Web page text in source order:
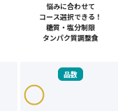
悩みに合わせて
コース選択できる！
糖質・塩分制限
タンパク質調整食
品数